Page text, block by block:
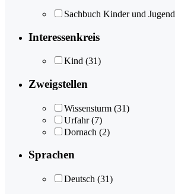
Sachbuch Kinder und Jugend
Interessenkreis
Kind (31)
Zweigstellen
Wissensturm (31)
Urfahr (7)
Dornach (2)
Sprachen
Deutsch (31)